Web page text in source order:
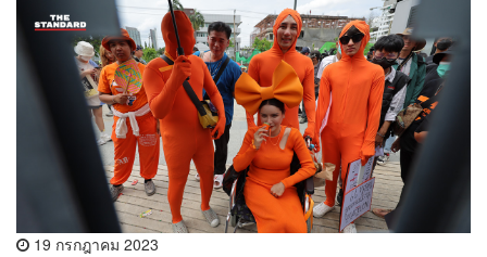
19 กรกฎาคม 2023